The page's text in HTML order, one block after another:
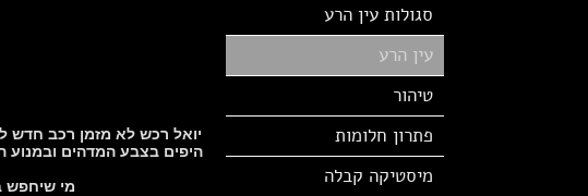
סגולות עין הרע
עין הרע
טיהור
פתרון חלומות
מיסטיקה קבלה
יואל רכש לא מזמן רכב חדש
היפים בצבע המדהים ובמנוע
מי שיחפש